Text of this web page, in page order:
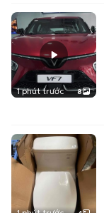
1 phút trước 8